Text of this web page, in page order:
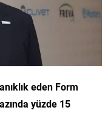
eden Form
yüzde 15